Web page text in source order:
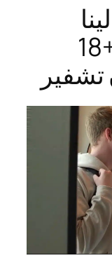
والصبي المراهق +18